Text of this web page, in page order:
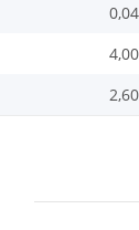
0,04